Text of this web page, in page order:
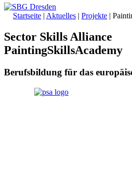
Startseite | Aktuelles | Projekte |
Sector Skills Alliance
PaintingSkillsAcademy
Berufsbildung für das